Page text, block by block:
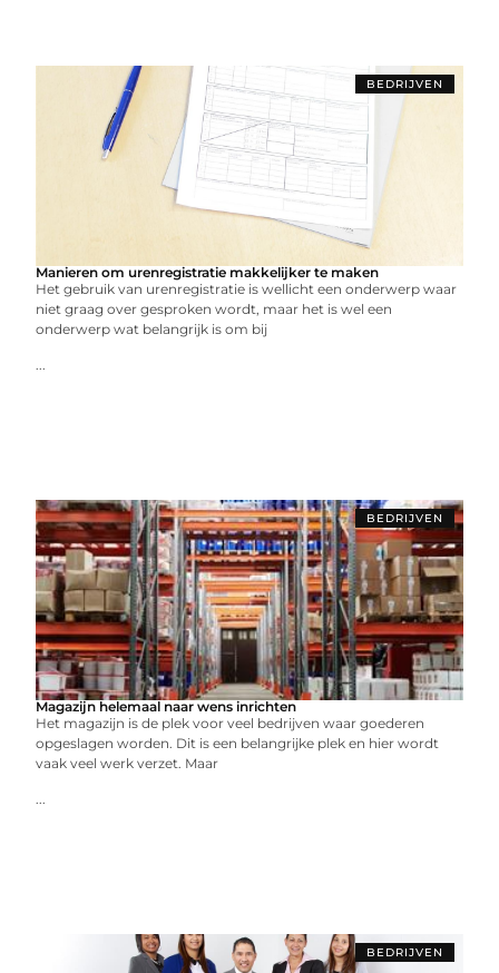
BEDRIJVEN
Manieren om urenregistratie makkelijker te maken
Het gebruik van urenregistratie is wellicht een onderwerp waar
niet graag over gesproken wordt, maar het is wel een
onderwerp wat belangrijk is om bij
...
BEDRIJVEN
Magazijn helemaal naar wens inrichten
Het magazijn is de plek voor veel bedrijven waar goederen
opgeslagen worden. Dit is een belangrijke plek en hier wordt
vaak veel werk verzet. Maar
...
BEDRIJVEN